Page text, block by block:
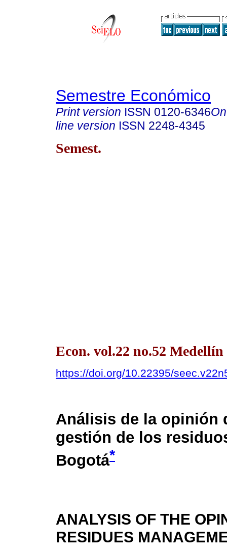
Semestre Económico
Print version ISSN 0120-6346
line version ISSN 2248-4345
Semest.
Econ. vol.22 no.52
https://doi.org/10.22395/
Análisis de la opinión
gestión de los
Bogotá*
ANALYSIS OF THE
RESIDUES